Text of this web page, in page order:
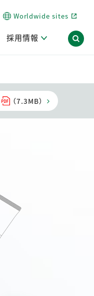
Worldwide sites
採用情報
（7.3MB）